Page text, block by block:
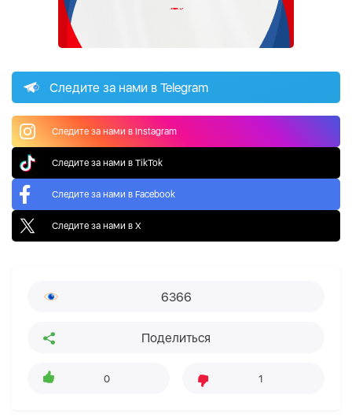
Следите за нами в Telegram
Следите за нами в Instagram
Следите за нами в TikTok
Следите за нами в Facebook
Следите за нами в X
6366
Поделиться
0 1